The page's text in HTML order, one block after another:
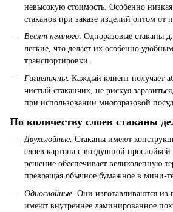
невысокую стоимость. Особенно
стаканов при заказе изделий оптом от
Весят немного. Одноразовые стаканы
легкие, что делает их особенно
транспортировки.
Гигиеничны . Каждый клиент получает
чистый стаканчик, не рискуя
при использовании многоразовой
По количеству слоев стаканы
Двухслойные. Стаканы имеют
слоев картона с воздушной
решение обеспечивает великолепную
превращая обычное бумажное в мини-
Однослойные. Они изготавливаются из
имеют внутреннее ламинированное